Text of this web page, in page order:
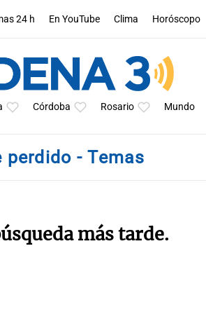
24 h En YouTube Clima Horóscopo
Córdoba Rosario Mundo
perdido - Temas
más tarde.